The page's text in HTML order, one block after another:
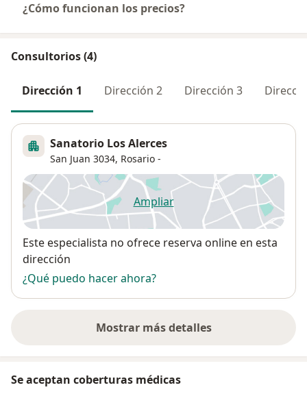
¿Cómo funcionan los precios?
Consultorios (4)
Dirección 1 Dirección 2 Dirección 3
Sanatorio Los Alerces
San Juan 3034, Rosario -
Ampliarse abre en una nueva
Disponibilidad
Este especialista no ofrece reserva online en esta
dirección
¿Qué puedo hacer ahora?
Mostrar más detalles
sobre la dirección
Se aceptan coberturas médicas